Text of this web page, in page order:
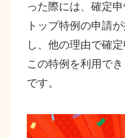
った際には、確定
トップ特例の申請
し、他の理由で確
この特例を利用で
です。